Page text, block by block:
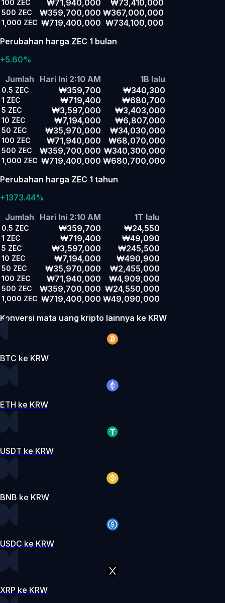
100 ZEC ₩71,940,000 ₩73,410,000
500 ZEC ₩359,700,000 ₩367,000,000
1,000 ZEC ₩719,400,000 ₩734,100,000
Perubahan harga ZEC 1 bulan
+5.60%
Jumlah
Hari Ini 2:10 AM 1B lalu
0.5 ZEC ₩359,700 ₩340,300
1 ZEC ₩719,400 ₩680,700
5 ZEC ₩3,597,000 ₩3,403,000
10 ZEC ₩7,194,000 ₩6,807,000
50 ZEC ₩35,970,000 ₩34,030,000
100 ZEC ₩71,940,000 ₩68,070,000
500 ZEC ₩359,700,000 ₩340,300,000
1,000 ZEC ₩719,400,000 ₩680,700,000
Perubahan harga ZEC 1 tahun
+1373.44%
Jumlah
Hari Ini 2:10 AM 1T lalu
0.5 ZEC ₩359,700 ₩24,550
1 ZEC ₩719,400 ₩49,090
5 ZEC ₩3,597,000 ₩245,500
10 ZEC ₩7,194,000 ₩490,900
50 ZEC ₩35,970,000 ₩2,455,000
100 ZEC ₩71,940,000 ₩4,909,000
500 ZEC ₩359,700,000 ₩24,550,000
1,000 ZEC ₩719,400,000 ₩49,090,000
Konversi mata uang kripto lainnya ke KRW
BTC ke KRW
ETH ke KRW
USDT ke KRW
BNB ke KRW
USDC ke KRW
XRP ke KRW